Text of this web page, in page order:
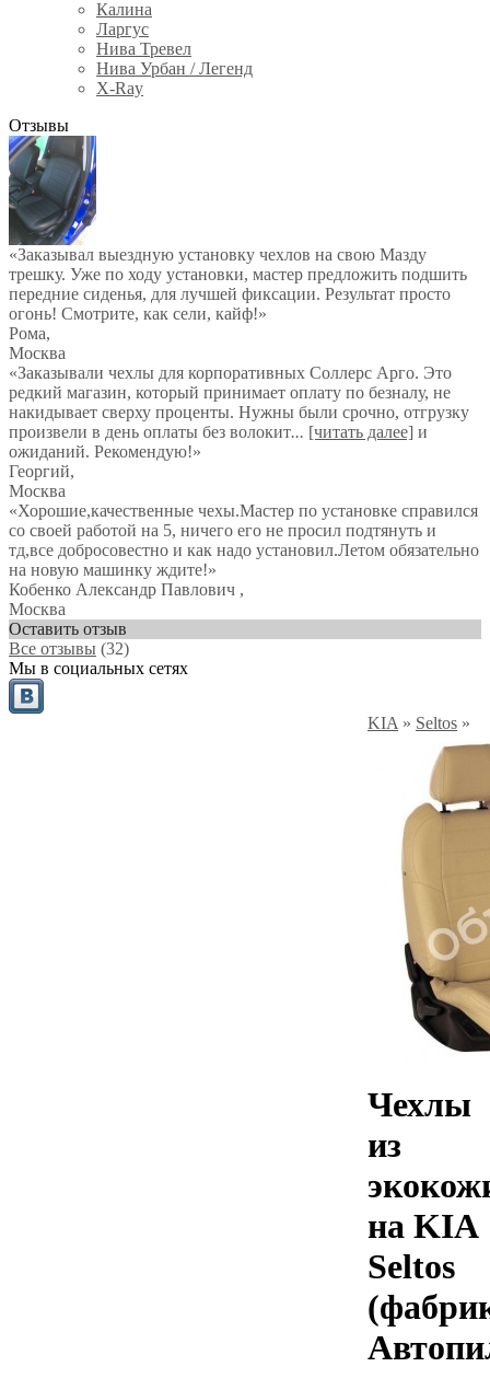
Калина
Ларгус
Нива Тревел
Нива Урбан / Легенд
X-Ray
Отзывы
«Заказывал выездную установку чехлов на свою Мазду
трешку. Уже по ходу установки, мастер предложить подшить
передние сиденья, для лучшей фиксации. Результат просто
огонь! Смотрите, как сели, кайф!»
Рома,
Москва
«Заказывали чехлы для корпоративных Соллерс Арго. Это
редкий магазин, который принимает оплату по безналу, не
накидывает сверху проценты. Нужны были срочно, отгрузку
произвели в день оплаты без волокит... [читать далее] и
ожиданий. Рекомендую!»
Георгий,
Москва
«Хорошие,качественные чехы.Мастер по установке справился
со своей работой на 5, ничего его не просил подтянуть и
тд,все добросовестно и как надо установил.Летом обязательно
на новую машинку ждите!»
Кобенко Александр Павлович ,
Москва
Оставить отзыв
Все отзывы (32)
Мы в социальных сетях
KIA » Seltos »
Чехлы
из
на KIA
Seltos